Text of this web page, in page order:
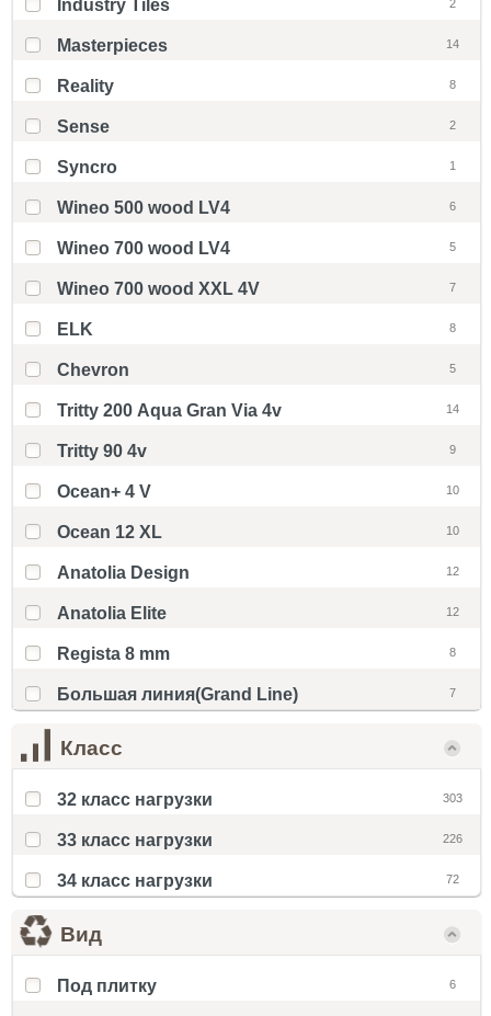
Industry Tiles 2
Masterpieces 14
Reality 8
Sense 2
Syncro 1
Wineo 500 wood LV4 6
Wineo 700 wood LV4 5
Wineo 700 wood XXL 4V 7
ELK 8
Chevron 5
Tritty 200 Aqua Gran Via 4v 14
Tritty 90 4v 9
Ocean+ 4 V 10
Ocean 12 XL 10
Anatolia Design 12
Anatolia Elite 12
Regista 8 mm 8
Большая линия(Grand Line) 7
Класс
32 класс нагрузки 303
33 класс нагрузки 226
34 класс нагрузки 72
Вид
Под плитку 6